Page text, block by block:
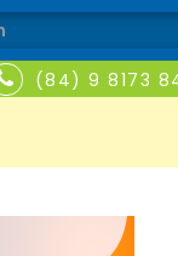
(84) 9 8173